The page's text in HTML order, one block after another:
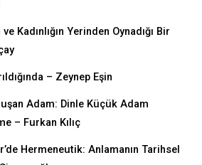
ve Kadınlığın Yerinden Oynadığı Bir
– Zeynep Eşin
Adam: Dinle Küçük Adam
– Furkan Kılıç
Hermeneutik: Anlamanın Tarihsel